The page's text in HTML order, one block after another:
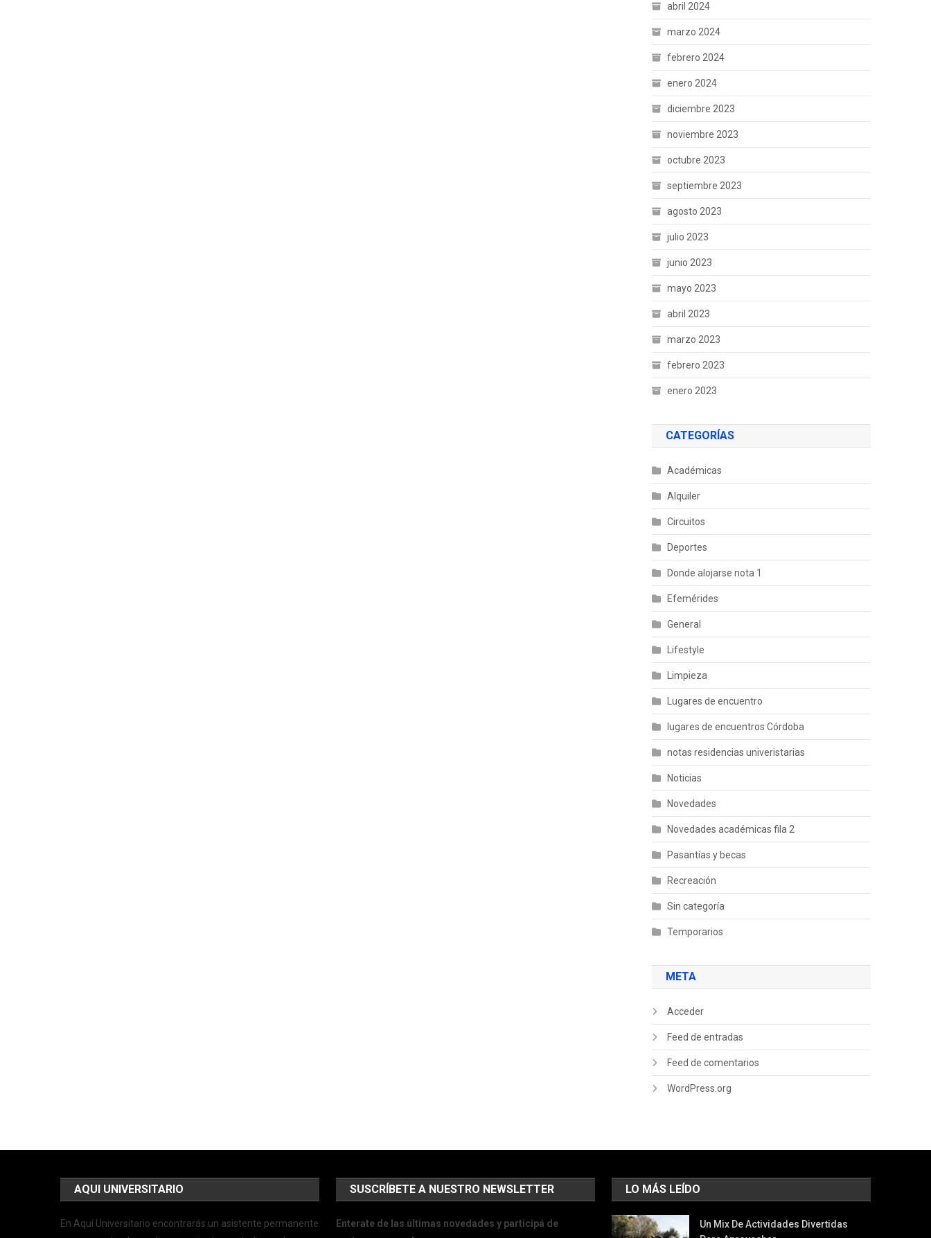
abril 2024
marzo 2024
febrero 2024
enero 2024
diciembre 2023
noviembre 2023
octubre 2023
septiembre 2023
agosto 2023
julio 2023
junio 2023
mayo 2023
abril 2023
marzo 2023
febrero 2023
enero 2023
CATEGORÍAS
Académicas
Alquiler
Circuitos
Deportes
Donde alojarse nota 1
Efemérides
General
Lifestyle
Limpieza
Lugares de encuentro
lugares de encuentros Córdoba
notas residencias univeristarias
Noticias
Novedades
Novedades académicas fila 2
Pasantías y becas
Recreación
Sin categoría
Temporarios
META
Acceder
Feed de entradas
Feed de comentarios
WordPress.org
AQUI UNIVERSITARIO
En Aquí Universitario encontrarás un asistente permanente
SUSCRÍBETE A NUESTRO NEWSLETTER
Enterate de las últimas novedades y participá de
LO MÁS LEÍDO
Un Mix De Actividades Divertidas